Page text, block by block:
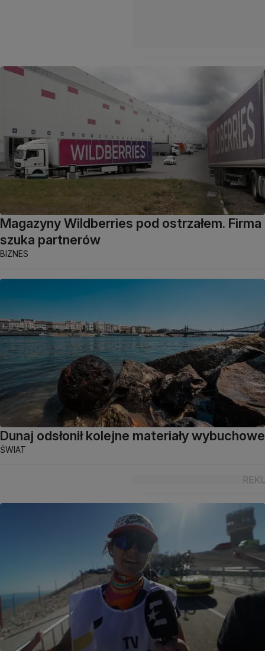
Magazyny Wildberries pod ostrzałem. Firma
szuka partnerów
BIZNES
Dunaj odsłonił kolejne materiały wybuchowe
ŚWIAT